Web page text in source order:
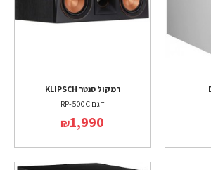
רמקול סנטר KLIPSCH
דגם RP-500C
₪1,990